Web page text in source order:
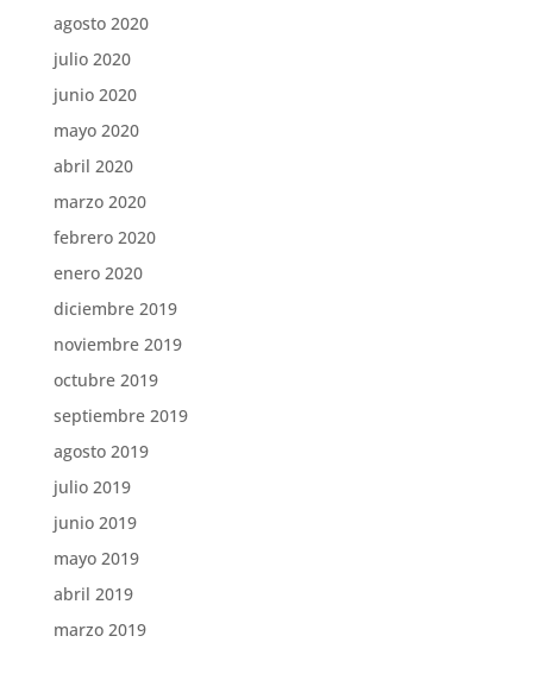
agosto 2020
julio 2020
junio 2020
mayo 2020
abril 2020
marzo 2020
febrero 2020
enero 2020
diciembre 2019
noviembre 2019
octubre 2019
septiembre 2019
agosto 2019
julio 2019
junio 2019
mayo 2019
abril 2019
marzo 2019